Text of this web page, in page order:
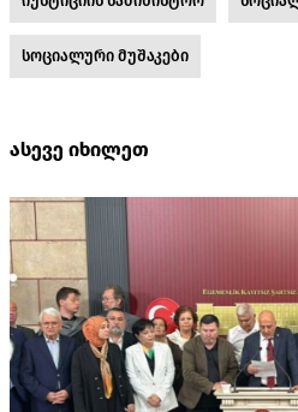
სოციალური მუშაკები
ასევე იხილეთ